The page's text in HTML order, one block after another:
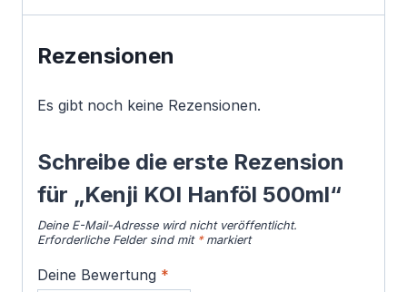
Rezensionen
Es gibt noch keine Rezensionen.
Schreibe die erste Rezension
für „Kenji KOI Hanföl 500ml“
Deine E-Mail-Adresse wird nicht veröffentlicht.
Erforderliche Felder sind mit *markiert
Deine Bewertung *